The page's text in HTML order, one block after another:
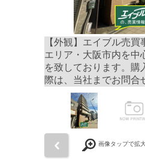
【外観】エイブル売
エリア・大阪市内を中
を致しております。購
際は、当社までお問合
画像タップで拡